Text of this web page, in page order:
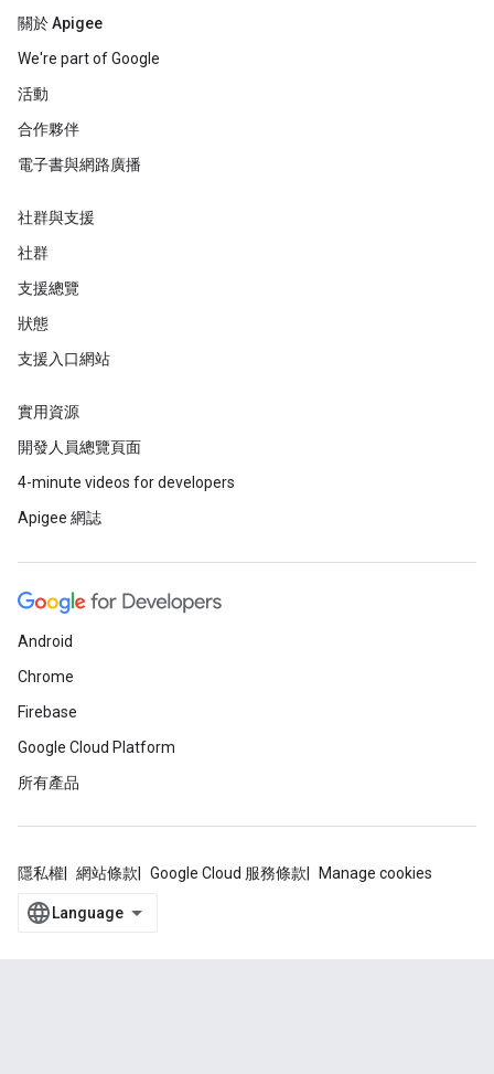
關於 Apigee
We're part of Google
活動
合作夥伴
電子書與網路廣播
社群與支援
社群
支援總覽
狀態
支援入口網站
實用資源
開發人員總覽頁面
4-minute videos for developers
Apigee 網誌
Android
Chrome
Firebase
Google Cloud Platform
所有產品
隱私權 網站條款 Google Cloud 服務條款 Manage cookies